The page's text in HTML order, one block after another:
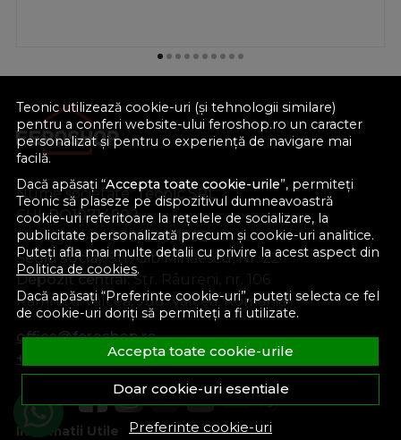
Teonic utilizează cookie-uri (și tehnologii similare)
pentru a conferi website-ului feroshop.ro un caracter
personalizat și pentru o experiență de navigare mai
facilă.
Dacă apăsați “Accepta toate cookie-urile”, permiteți
Teonic să plaseze pe dispozitivul dumneavoastră
cookie-uri referitoare la rețelele de socializare, la
publicitate personalizată precum și cookie-uri analitice.
Puteți afla mai multe detalii cu privire la acest aspect din
Politica de cookies.
Dacă apăsați “Preferinte cookie-uri”, puteți selecta ce fel
de cookie-uri doriți să permiteți a fi utilizate.
Accepta toate cookie-urile
Doar cookie-uri esentiale
Preferinte cookie-uri
Nume societate:Teonic SRL
CUI:RO10714902
Nr. reg. com.:J38/289/1998
Sediu social:Str. Gib Mihăescu, Nr. 22
Depozit central:Str. Râureni, nr. 106
Râmnicu Vâlcea, Jud. Vâlcea, România
office@feroshop.ro
+40 311 100 277
Informatii Utile